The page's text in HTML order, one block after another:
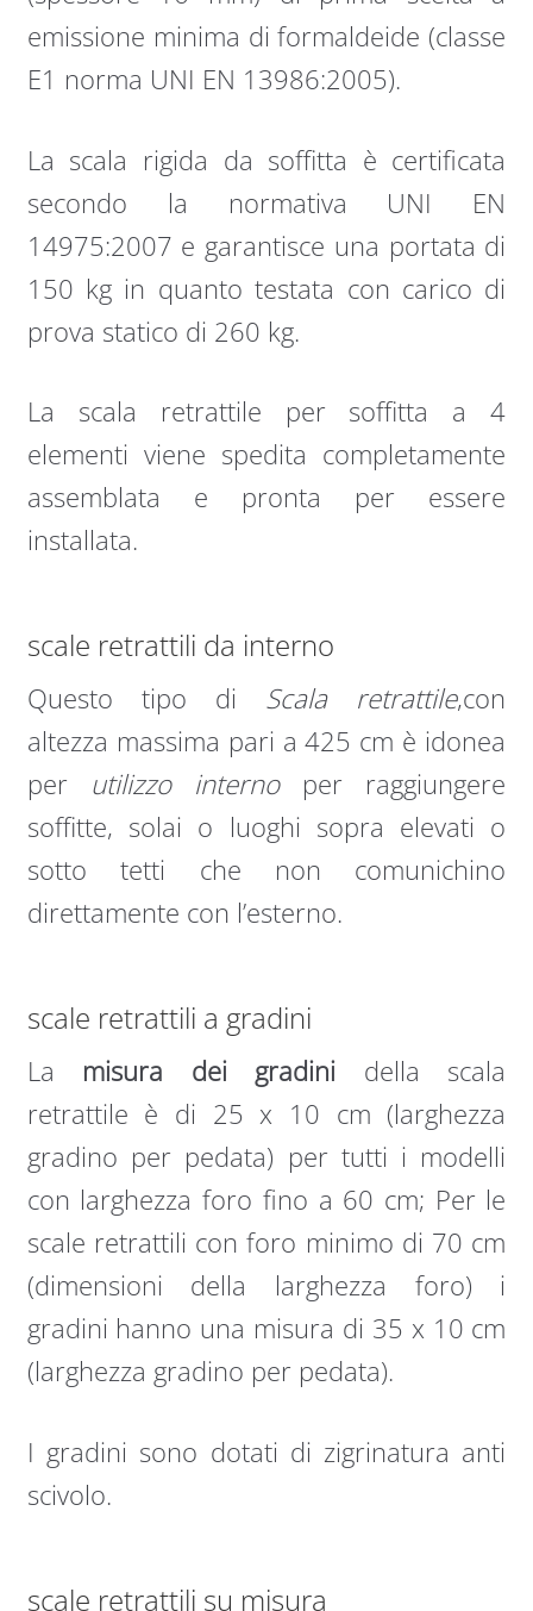
emissione minima di formaldeide (classe
E1 norma UNI EN 13986:2005).
La scala rigida da soffitta è certificata
secondo la normativa UNI EN
14975:2007 e garantisce una portata di
150 kg in quanto testata con carico di
prova statico di 260 kg.
La scala retrattile per soffitta a 4
elementi viene spedita completamente
assemblata e pronta per essere
installata.
scale retrattili da interno
Questo tipo di Scala retrattile,con
altezza massima pari a 425 cm è idonea
per utilizzo internoper raggiungere
soffitte, solai o luoghi sopra elevati o
sotto tetti che non comunichino
direttamente con l’esterno.
scale retrattili a gradini
La misura dei gradini della scala
retrattile è di 25 x 10 cm (larghezza
gradino per pedata) per tutti i modelli
con larghezza foro fino a 60 cm; Per le
scale retrattili con foro minimo di 70 cm
(dimensioni della larghezza foro) i
gradini hanno una misura di 35 x 10 cm
(larghezza gradino per pedata).
I gradini sono dotati di zigrinatura anti
scivolo.
scale retrattili su misura